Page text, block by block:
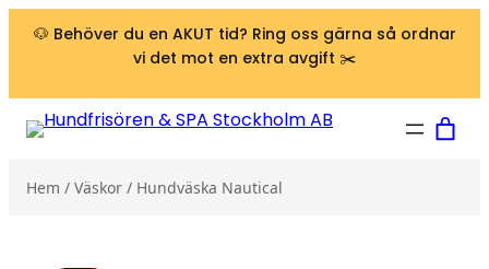
Hoppa till innehåll
🐶 Behöver du en AKUT tid? Ring oss gärna så ordnar
vi det mot en extra avgift ✂️
Hem / Väskor / Hundväska Nautical